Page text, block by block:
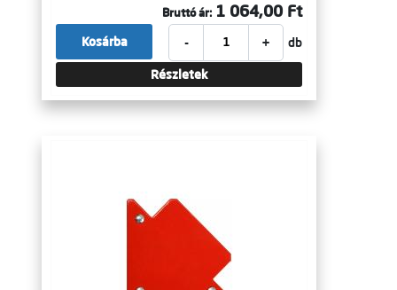
Bruttó ár: 1 064,00 Ft
- + db
Kosárba
Részletek